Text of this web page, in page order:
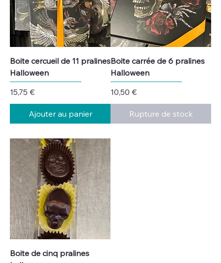
Boite cercueil de 11 pralines
Halloween
Prix
15,75 €
Ajouter au panier
Boite carrée de 6 pralines
Halloween
Prix
10,50 €
Rupture de stock
Boite de cinq pralines